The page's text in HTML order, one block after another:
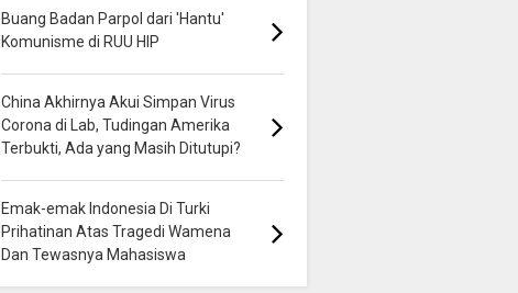
Buang Badan Parpol dari 'Hantu'
Komunisme di RUU HIP
China Akhirnya Akui Simpan Virus
Corona di Lab, Tudingan Amerika
Terbukti, Ada yang Masih Ditutupi?
Emak-emak Indonesia Di Turki
Prihatinan Atas Tragedi Wamena
Dan Tewasnya Mahasiswa